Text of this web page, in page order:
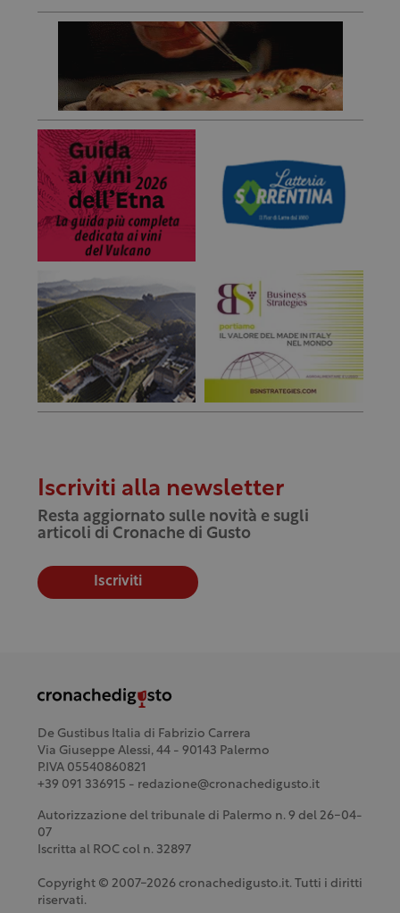
Iscriviti alla newsletter
Resta aggiornato sulle novità e sugli
articoli di Cronache di Gusto
Iscriviti
De Gustibus Italia di Fabrizio Carrera
Via Giuseppe Alessi, 44 - 90143 Palermo
P.IVA 05540860821
+39 091 336915 - redazione@cronachedigusto.it
Autorizzazione del tribunale di Palermo n. 9 del 26-04-
07
Iscritta al ROC col n. 32897
Copyright © 2007-2026 cronachedigusto.it. Tutti i diritti
riservati.